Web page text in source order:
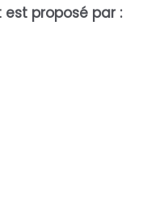
proposé par :